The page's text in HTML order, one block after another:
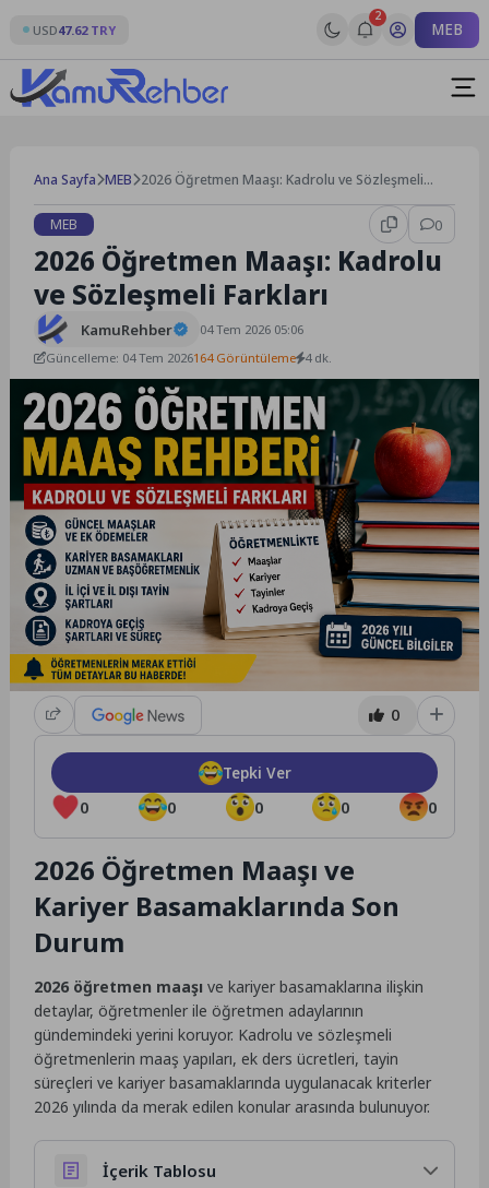
content
USD47.62 TRY
2
MEB
Ana Sayfa MEB 2026 Öğretmen Maaşı: Kadrolu ve Sözleşmeli
MEB
0
2026 Öğretmen Maaşı: Kadrolu
ve Sözleşmeli Farkları
KamuRehber
04 Tem 2026 05:06
Güncelleme: 04 Tem 2026164 Görüntüleme 4 dk.
0
0 0 0 0 0
Tepki Ver
2026 Öğretmen Maaşı ve
Kariyer Basamaklarında Son
Durum
2026 öğretmen maaşı ve kariyer basamaklarına ilişkin
detaylar, öğretmenler ile öğretmen adaylarının
gündemindeki yerini koruyor. Kadrolu ve sözleşmeli
öğretmenlerin maaş yapıları, ek ders ücretleri, tayin
süreçleri ve kariyer basamaklarında uygulanacak kriterler
2026 yılında da merak edilen konular arasında bulunuyor.
İçerik Tablosu